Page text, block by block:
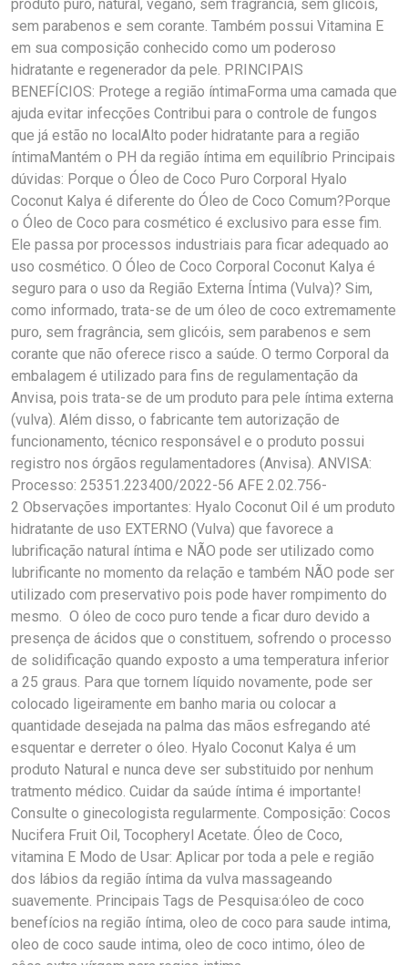
produto puro, natural, vegano, sem fragrância, sem glicóis,
sem parabenos e sem corante. Também possui Vitamina E
em sua composição conhecido como um poderoso
hidratante e regenerador da pele. PRINCIPAIS
BENEFÍCIOS: Protege a região íntimaForma uma camada que
ajuda evitar infecções Contribui para o controle de fungos
que já estão no localAlto poder hidratante para a região
íntimaMantém o PH da região íntima em equilíbrio Principais
dúvidas: Porque o Óleo de Coco Puro Corporal Hyalo
Coconut Kalya é diferente do Óleo de Coco Comum?Porque
o Óleo de Coco para cosmético é exclusivo para esse fim.
Ele passa por processos industriais para ficar adequado ao
uso cosmético. O Óleo de Coco Corporal Coconut Kalya é
seguro para o uso da Região Externa Íntima (Vulva)? Sim,
como informado, trata-se de um óleo de coco extremamente
puro, sem fragrância, sem glicóis, sem parabenos e sem
corante que não oferece risco a saúde. O termo Corporal da
embalagem é utilizado para fins de regulamentação da
Anvisa, pois trata-se de um produto para pele íntima externa
(vulva). Além disso, o fabricante tem autorização de
funcionamento, técnico responsável e o produto possui
registro nos órgãos regulamentadores (Anvisa). ANVISA:
Processo: 25351.223400/2022-56 AFE 2.02.756-
2 Observações importantes: Hyalo Coconut Oil é um produto
hidratante de uso EXTERNO (Vulva) que favorece a
lubrificação natural íntima e NÃO pode ser utilizado como
lubrificante no momento da relação e também NÃO pode ser
utilizado com preservativo pois pode haver rompimento do
mesmo. O óleo de coco puro tende a ficar duro devido a
presença de ácidos que o constituem, sofrendo o processo
de solidificação quando exposto a uma temperatura inferior
a 25 graus. Para que tornem líquido novamente, pode ser
colocado ligeiramente em banho maria ou colocar a
quantidade desejada na palma das mãos esfregando até
esquentar e derreter o óleo. Hyalo Coconut Kalya é um
produto Natural e nunca deve ser substituido por nenhum
tratmento médico. Cuidar da saúde íntima é importante!
Consulte o ginecologista regularmente. Composição: Cocos
Nucifera Fruit Oil, Tocopheryl Acetate. Óleo de Coco,
vitamina E Modo de Usar: Aplicar por toda a pele e região
dos lábios da região íntima da vulva massageando
suavemente. Principais Tags de Pesquisa:óleo de coco
benefícios na região íntima, oleo de coco para saude intima,
oleo de coco saude intima, oleo de coco intimo, óleo de